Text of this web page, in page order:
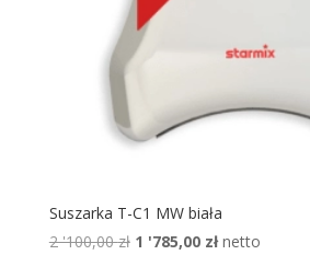
Suszarka T-C1 MW biała
2 '100,00zł Pierwotna
1 '785,00 złAktualna
netto